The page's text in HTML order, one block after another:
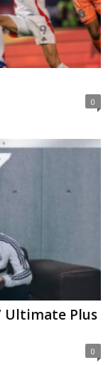
0
Ultimate Plus
0